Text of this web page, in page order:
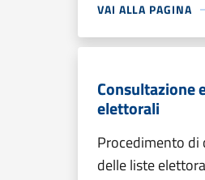
VAI ALLA PAGINA
Consultazione
elettorali
Procedimento di
delle liste